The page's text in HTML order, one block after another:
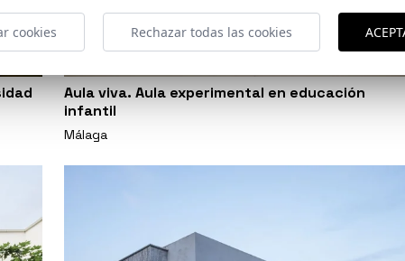
Aula viva. Aula experimental en educación
infantil
Málaga
cookies Rechazar todas las cookies